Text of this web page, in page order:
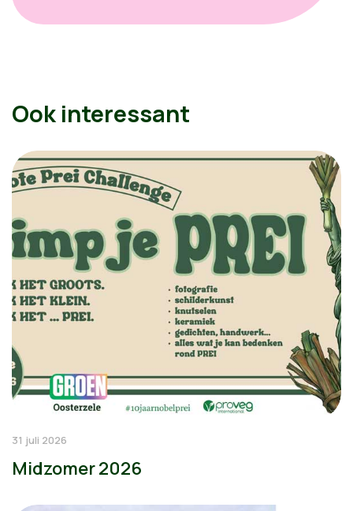
Ook interessant
31 juli 2026
Midzomer 2026